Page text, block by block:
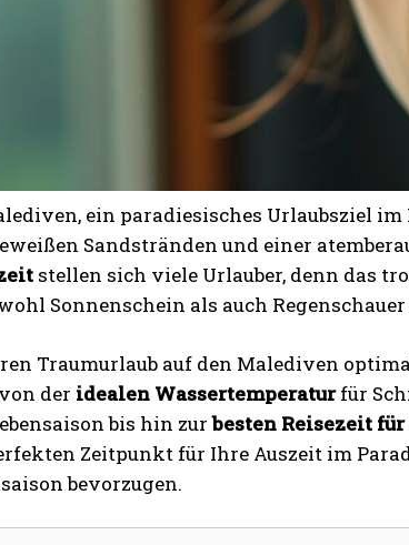
ein paradiesisches Urlaubsziel
Sandstränden und einer
stellen sich viele Urlauber, denn das
Sonnenschein als auch
Traumurlaub auf den Malediven
der idealen Wassertemperaturfür
bis hin zurbesten Reisezeit
Zeitpunkt für Ihre Auszeit im
bevorzugen.